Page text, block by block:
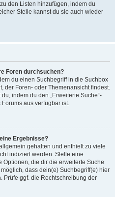
den Listen hinzufügen, indem du
Stelle kannst du sie auch wieder
Foren durchsuchen?
du einen Suchbegriff in die Suchbox
der Foren- oder Themenansicht findest.
indem du den „Erweiterte Suche“-
aus verfügbar ist.
Ergebnisse?
gehalten und enthielt zu viele
indiziert werden. Stelle eine
die dir die erweiterte Suche
dass dein(e) Suchbegriff(e) hier
Prüfe ggf. die Rechtschreibung der